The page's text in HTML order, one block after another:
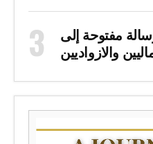
مفتوحة إلى
والازواديين